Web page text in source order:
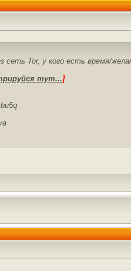
сеть Tor, у кого есть время/
тут...]